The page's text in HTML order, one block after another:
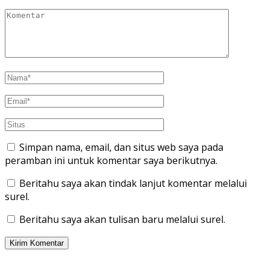
Simpan nama, email, dan situs web saya pada
peramban ini untuk komentar saya berikutnya.
Beritahu saya akan tindak lanjut komentar melalui
surel.
Beritahu saya akan tulisan baru melalui surel.